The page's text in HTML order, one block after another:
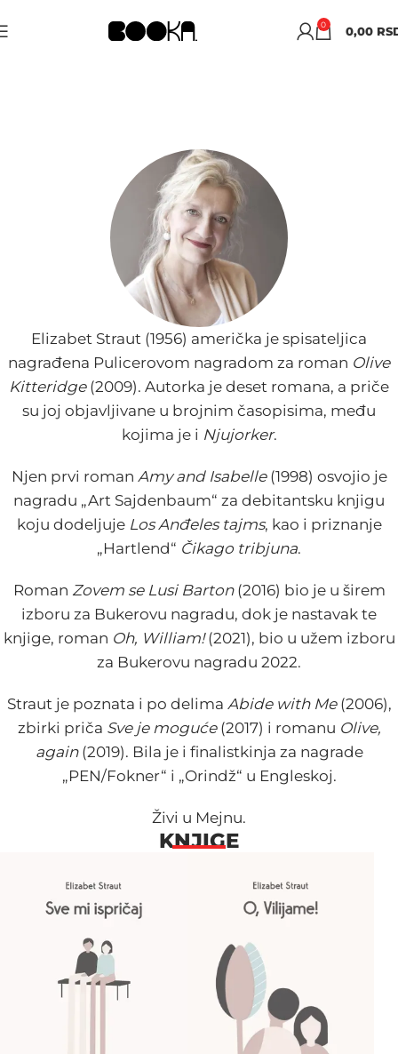
0 0,00
Elizabet Straut (1956) američka je spisateljica
nagrađena Pulicerovom nagradom za roman Olive
Kitteridge(2009). Autorka je deset romana, a priče
su joj objavljivane u brojnim časopisima, među
kojima je i Njujorker.
Njen prvi roman Amy and Isabelle(1998) osvojio je
nagradu „Art Sajdenbaum“ za debitantsku knjigu
koju dodeljuje Los Anđeles tajms, kao i priznanje
„Hartlend“ Čikago tribjuna.
Roman Zovem se Lusi Barton(2016) bio je u širem
izboru za Bukerovu nagradu, dok je nastavak te
knjige, roman Oh, William!(2021), bio u užem izboru
za Bukerovu nagradu 2022.
Straut je poznata i po delima Abide with Me(2006),
zbirki priča Sve je moguće(2017) i romanu Olive,
again(2019). Bila je i finalistkinja za nagrade
„PEN/Fokner“ i „Orindž“ u Engleskoj.
Živi u Mejnu.
KNJIGE